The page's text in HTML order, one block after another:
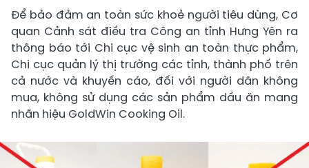
Để bảo đảm an toàn sức khoẻ người tiêu dùng, Cơ
quan Cảnh sát điều tra Công an tỉnh Hưng Yên ra
thông báo tới Chi cục vệ sinh an toàn thực phẩm,
Chi cục quản lý thị trường các tỉnh, thành phố trên
cả nước và khuyến cáo, đối với người dân không
mua, không sử dụng các sản phẩm dầu ăn mang
nhãn hiệu GoldWin Cooking Oil.